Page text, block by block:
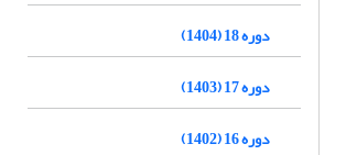
دوره 18 (1404)
دوره 17 (1403)
دوره 16 (1402)